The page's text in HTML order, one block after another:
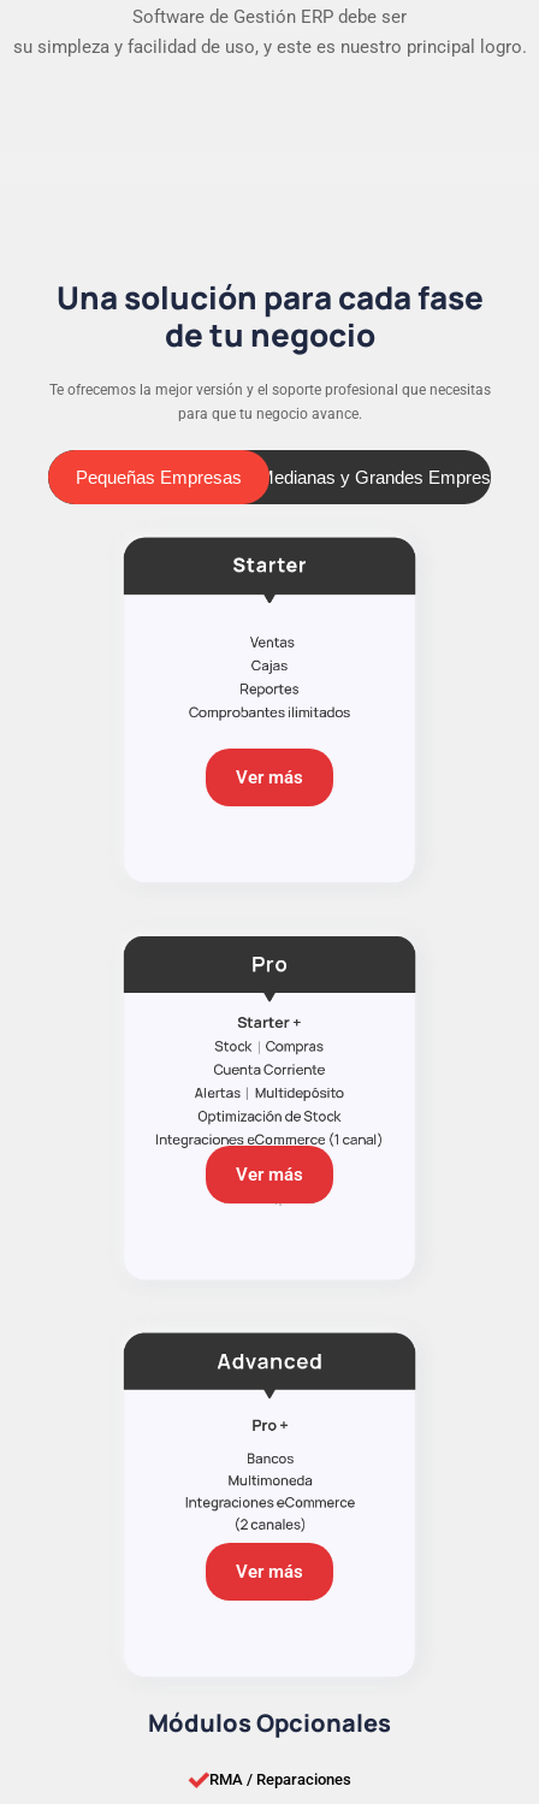
Software de Gestión ERP debe ser
su simpleza y facilidad de uso, y este es nuestro principal logro.
Una solución para cada fase
de tu negocio
Te ofrecemos la mejor versión y el soporte profesional que necesitas
para que tu negocio avance.
Pequeñas Empresas
Pequeñas Empresas Medianas y Grandes Empresas
Ver más
Ver más
Ver más
Módulos Opcionales
RMA / Reparaciones